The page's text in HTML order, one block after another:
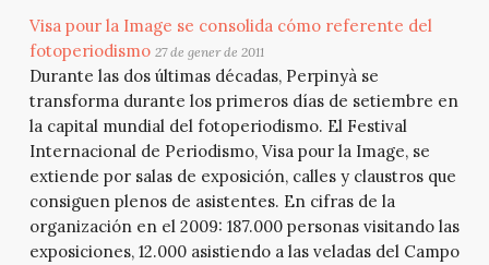
Visa pour la Image se consolida cómo referente del
fotoperiodismo 27 de gener de 2011
Durante las dos últimas décadas, Perpinyà se
transforma durante los primeros días de setiembre en
la capital mundial del fotoperiodismo. El Festival
Internacional de Periodismo, Visa pour la Image, se
extiende por salas de exposición, calles y claustros que
consiguen plenos de asistentes. En cifras de la
organización en el 2009: 187.000 personas visitando las
exposiciones, 12.000 asistiendo a las veladas del Campo